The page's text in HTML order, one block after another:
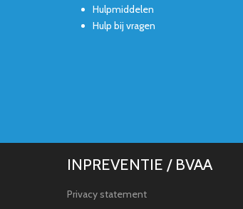
Hulpmiddelen
Hulp bij vragen
INPREVENTIE / BVAA
Privacy statement